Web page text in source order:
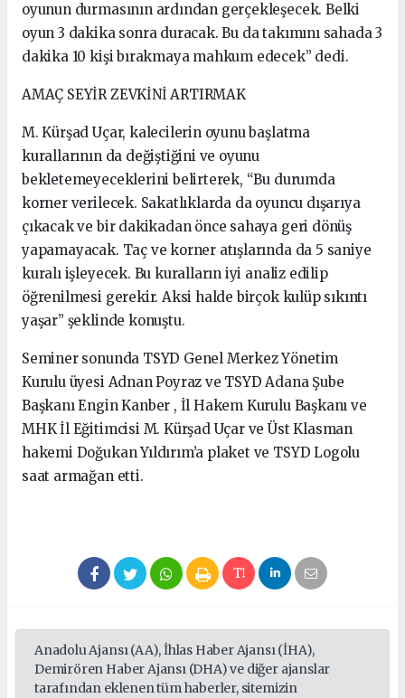
oyunun durmasının ardından gerçekleşecek. Belki
oyun 3 dakika sonra duracak. Bu da takımını sahada 3
dakika 10 kişi bırakmaya mahkum edecek” dedi.
AMAÇ SEYİR ZEVKİNİ ARTIRMAK
M. Kürşad Uçar, kalecilerin oyunu başlatma
kurallarının da değiştiğini ve oyunu
bekletemeyeceklerini belirterek, “Bu durumda
korner verilecek. Sakatlıklarda da oyuncu dışarıya
çıkacak ve bir dakikadan önce sahaya geri dönüş
yapamayacak. Taç ve korner atışlarında da 5 saniye
kuralı işleyecek. Bu kuralların iyi analiz edilip
öğrenilmesi gerekir. Aksi halde birçok kulüp sıkıntı
yaşar” şeklinde konuştu.
Seminer sonunda TSYD Genel Merkez Yönetim
Kurulu üyesi Adnan Poyraz ve TSYD Adana Şube
Başkanı Engin Kanber , İl Hakem Kurulu Başkanı ve
MHK İl Eğitimcisi M. Kürşad Uçar ve Üst Klasman
hakemi Doğukan Yıldırım’a plaket ve TSYD Logolu
saat armağan etti.
Anadolu Ajansı (AA), İhlas Haber Ajansı (İHA),
Demirören Haber Ajansı (DHA) ve diğer ajanslar
tarafından eklenen tüm haberler, sitemizin